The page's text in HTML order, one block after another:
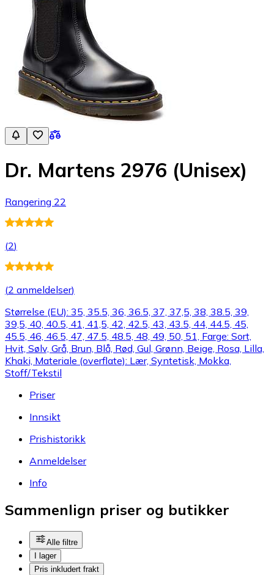
Dr. Martens 2976 (Unisex)
Rangering 22
(2)
(2 anmeldelser)
Størrelse (EU): 35, 35.5, 36, 36.5, 37, 37,5, 38, 38.5, 39,
39,5, 40, 40.5, 41, 41,5, 42, 42.5, 43, 43.5, 44, 44.5, 45,
45.5, 46, 46.5, 47, 47.5, 48.5, 48, 49, 50, 51, Farge: Sort,
Hvit, Sølv, Grå, Brun, Blå, Rød, Gul, Grønn, Beige, Rosa, Lilla,
Khaki, Materiale (overflate): Lær, Syntetisk, Mokka,
Stoff/Tekstil
Priser
Innsikt
Prishistorikk
Anmeldelser
Info
Sammenlign priser og butikker
Alle filtre
I lager
Pris inkludert frakt